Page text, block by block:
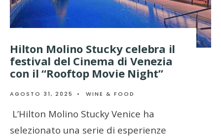
Hilton Molino Stucky celebra il
festival del Cinema di Venezia
con il “Rooftop Movie Night”
AGOSTO 31, 2025 • WINE & FOOD
L’Hilton Molino Stucky Venice ha
selezionato una serie di esperienze